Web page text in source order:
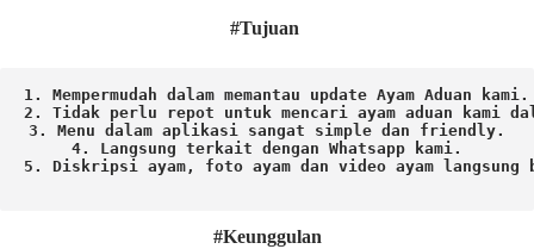
#Tujuan
1. Mempermudah dalam memantau update Ayam Aduan kami.
2. Tidak perlu repot untuk mencari ayam aduan kami
3. Menu dalam aplikasi sangat simple dan friendly.
4. Langsung terkait dengan Whatsapp kami.
5. Diskripsi ayam, foto ayam dan video ayam
#Keunggulan